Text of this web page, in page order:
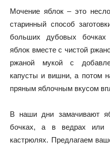
Мочение яблок – это
старинный способ
больших дубовых бочках
яблок вместе с чистой
ржаной мукой с
капусты и вишни, а потом
пряным яблочным вкусом
В наши дни замачивают
бочках, а в ведрах или
кастрюлях. Предлагаем